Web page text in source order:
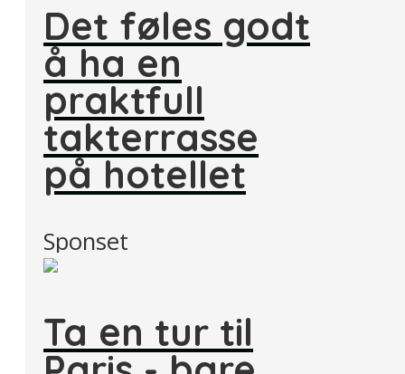
Det føles godt
å ha en
praktfull
takterrasse
på hotellet
Sponset
Ta en tur til